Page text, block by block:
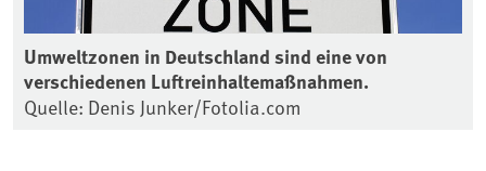
Umweltzonen in Deutschland sind eine von
verschiedenen Luftreinhaltemaßnahmen.
Quelle: Denis Junker/Fotolia.com